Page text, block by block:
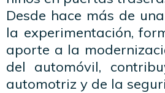
Desde hace más de
la experimentación,
aporte a la
del automóvil,
automotriz y de la